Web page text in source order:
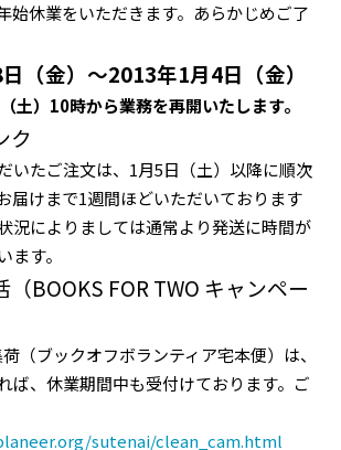
始休業をいただきます。あらかじめご了
（金）～2013年1月4日（金）
土）10時から業務を再開いたします。
ク
いたご注文は、1月5日（土）以降に順次
届けまで1週間ほどいただいております
況によりましては通常より発送に時間が
ます。
BOOKS FOR TWO キャンペー
（ブックオフボランティア宅本便）は、
ば、休業期間中も受付けております。ご
sutenai/clean_cam.html